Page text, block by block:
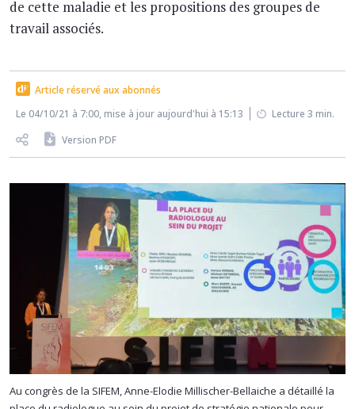
de cette maladie et les propositions des groupes de
travail associés.
Article réservé aux abonnés
Le 04/10/21 à 7:00, mise à jour aujourd'hui à 15:13
Lecture 3 min.
Version PDF
Au congrès de la SIFEM, Anne-Elodie Millischer-Bellaiche a détaillé la